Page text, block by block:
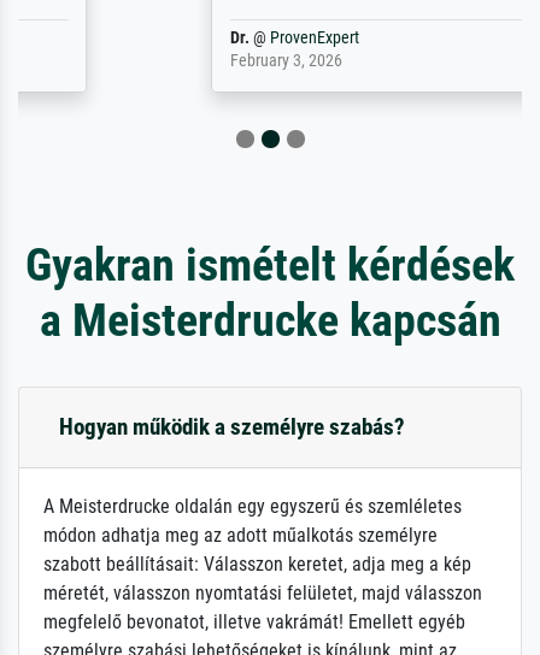
Gyakran ismételt kérdések
a Meisterdrucke kapcsán
Hogyan működik a személyre szabás?
A Meisterdrucke oldalán egy egyszerű és szemléletes
módon adhatja meg az adott műalkotás személyre
szabott beállításait: Válasszon keretet, adja meg a kép
méretét, válasszon nyomtatási felületet, majd válasszon
megfelelő bevonatot, illetve vakrámát! Emellett egyéb